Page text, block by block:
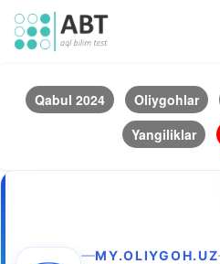
Qabul 2024 Oliygohlar
Yangiliklar
MY.OLIYGOH.UZ